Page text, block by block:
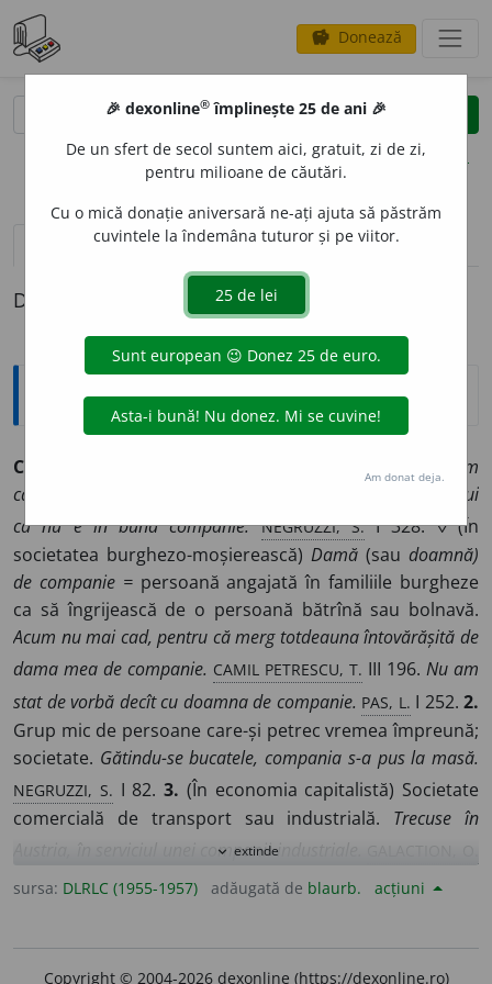
savings Donează
clear
opțiuni
definiții (1) pronunțievolume_up (50)
Definiția cu ID-ul 910949:
Explicative DEX
COMPAN
Am
călătorit în compania fratelui meu.
Nu se poate nime jălui
că nu e în bună companie. NEGRUZZI, S.I 328. ◊ (În
societatea burghezo-moșierească) Damă (sau doamnă)
de companie =persoană angajată în familiile burgheze
ca să îngrijească de o persoană bătrînă sau bolnavă.
Acum nu mai cad, pentru că merg totdeauna întovărășită de
dama mea de companie. CAMIL PETRESCU, T. III 196. Nu am
stat de vorbă decît cu doamna de companie. PAS, L. I 252. 2.
Grup mic de persoane care-și petrec vremea împreună;
societate. Gătindu-se bucatele, compania s-a pus la masă.
NEGRUZZI, S. I 82. 3. (În economia capitalistă) Societate
comercială de transport sau industrială. Trecuse în
Austria, în serviciul unei companii industriale.
GALACTION, O.
I224.Vaporul Urania al companiei Cunard. GHICA, S.532.
planului; căci sunt inginer topograf. ALECSANDRI, T. I358. ♦
(În statele colonialiste) Societate pentru exploatarea și
expand_more extinde
sursa: DLRLC (1955-1957) adăugată de blaurb. acțiuni
Copyright © 2004-2026 dexonline (https://dexonline.ro)
🎉 dexonline® împlinește 25 de ani 🎉
De un sfert de secol suntem aici, gratuit, zi de zi,
pentru milioane de căutări.
Cu o mică donație aniversară ne-ați ajuta să păstrăm
cuvintele la îndemâna tuturor și pe viitor.
Am donat deja.